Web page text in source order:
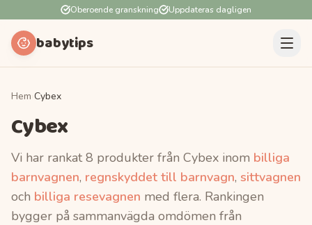
Oberoende granskning Uppdateras dagligen
babytips
Hem Cybex
Cybex
Vi har rankat8 produkter från Cybex inom billiga
barnvagnen, regnskyddet till barnvagn, sittvagnen
och billiga resevagnen med flera. Rankingen
bygger på sammanvägda omdömen från